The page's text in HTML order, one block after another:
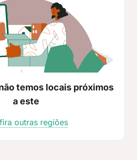
temos locais próximos
a este
outras regiões